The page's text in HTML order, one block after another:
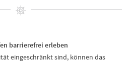
barrierefrei erleben
eingeschränkt sind, können das